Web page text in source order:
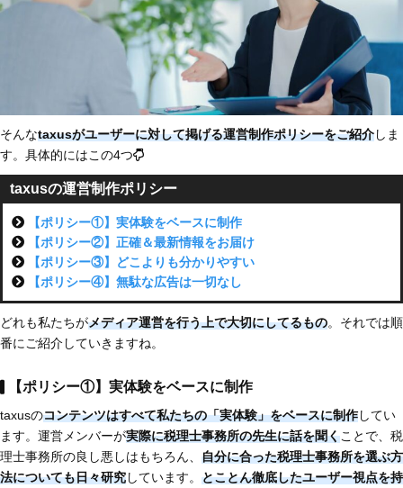
そんなtaxusがユーザーに対して掲げる運営制作ポリシーをご紹介しま
す。具体的にはこの4つ
taxusの運営制作ポリシー
【ポリシー①】実体験をベースに制作
【ポリシー②】正確＆最新情報をお届け
【ポリシー③】どこよりも分かりやすい
【ポリシー④】無駄な広告は一切なし
どれも私たちがメディア運営を行う上で大切にしてるもの。それでは順
番にご紹介していきますね。
【ポリシー①】実体験をベースに制作
taxusのコンテンツはすべて私たちの「実体験」をベースに制作してい
ます。運営メンバーが実際に税理士事務所の先生に話を聞くことで、税
理士事務所の良し悪しはもちろん、 自分に合った税理士事務所を選ぶ方
法についても日々研究しています。 とことん徹底したユーザー視点を持